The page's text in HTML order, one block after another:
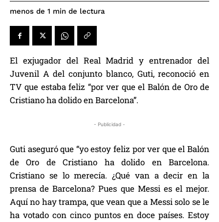
menos de 1 min de lectura
El exjugador del Real Madrid y entrenador del
Juvenil A del conjunto blanco, Guti, reconoció en
TV que estaba feliz “por ver que el Balón de Oro de
Cristiano ha dolido en Barcelona”.
- Publicidad -
Guti aseguró que “yo estoy feliz por ver que el Balón
de Oro de Cristiano ha dolido en Barcelona.
Cristiano se lo merecía. ¿Qué van a decir en la
prensa de Barcelona? Pues que Messi es el mejor.
Aquí no hay trampa, que vean que a Messi solo se le
ha votado con cinco puntos en doce países. Estoy